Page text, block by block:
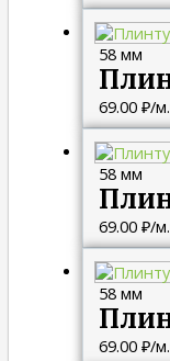
58 мм
69.00 ₽/
58 мм
69.00 ₽/
58 мм
69.00 ₽/